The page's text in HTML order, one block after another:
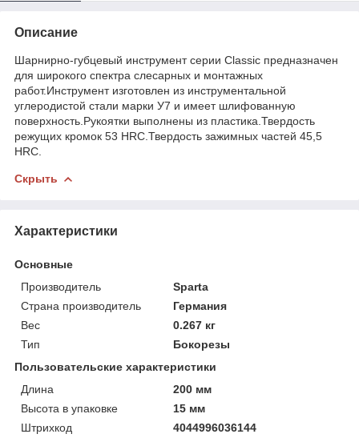
Описание
Шарнирно-губцевый инструмент серии Classic предназначен
для широкого спектра слесарных и монтажных
работ.Инструмент изготовлен из инструментальной
углеродистой стали марки У7 и имеет шлифованную
поверхность.Рукоятки выполнены из пластика.Твердость
режущих кромок 53 HRC.Твердость зажимных частей 45,5
HRC.
Скрыть
Характеристики
Основные
Производитель
Sparta
Страна производитель
Германия
Вес
0.267 кг
Тип
Бокорезы
Пользовательские характеристики
Длина
200 мм
Высота в упаковке
15 мм
Штрихкод
4044996036144